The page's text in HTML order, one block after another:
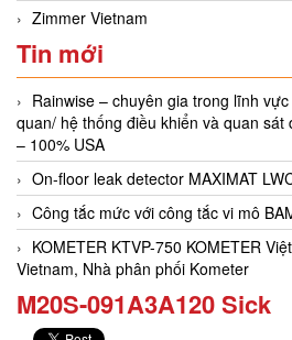
Zimmer Vietnam
Tin mới
Rainwise – chuyên gia trong lĩnh
quan/ hệ thống điều khiển và quan
– 100% USA
On-floor leak detector MAXIMAT
Công tắc mức với công tắc vi mô
KOMETER KTVP-750 KOMETER
Vietnam, Nhà phân phối Kometer
M20S-091A3A120​ Sick